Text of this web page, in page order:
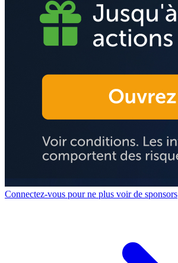
Connectez-vous pour ne plus voir de sponsors